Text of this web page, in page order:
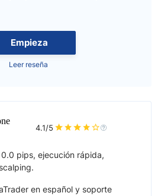
Empieza
Leer reseña
4.1/5
pips, ejecución rápida,
en español y soporte